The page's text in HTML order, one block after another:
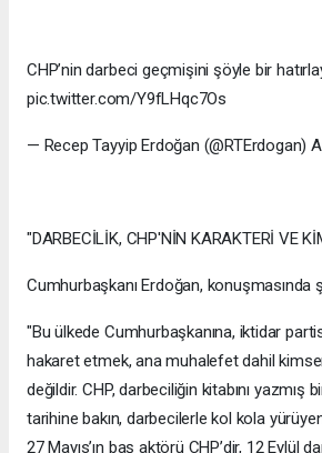
CHP’nin darbeci geçmişini şöyle bir
pic.twitter.com/Y9fLHqc7Os
— Recep Tayyip Erdoğan (@RTErdogan)
"DARBECİLİK, CHP'NİN KARAKTERİ VE
Cumhurbaşkanı Erdoğan, konuşmasında
"Bu ülkede Cumhurbaşkanına, iktidar
hakaret etmek, ana muhalefet dahil
değildir. CHP, darbeciliğin kitabını yazmış
tarihine bakın, darbecilerle kol kola
27 Mayıs’ın baş aktörü CHP’dir, 12 Eylül